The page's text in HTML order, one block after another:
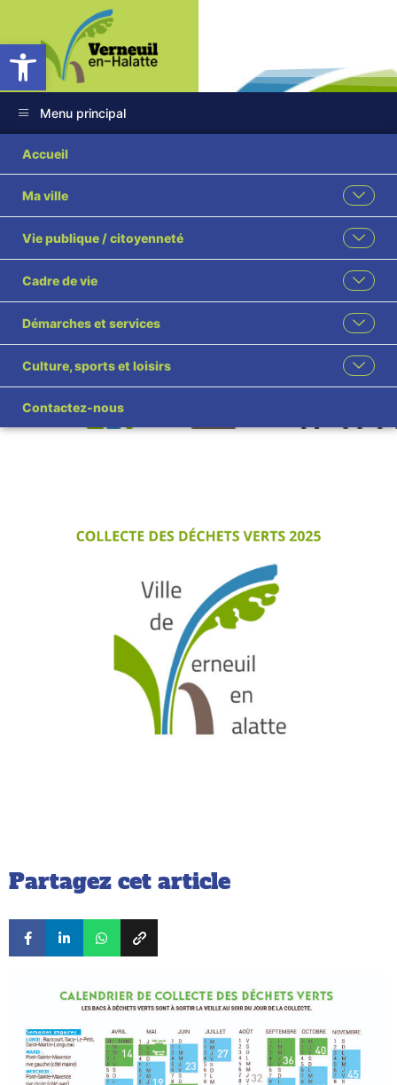
Ouvrir la barre d’outils
Menu principal
Accueil
Ma ville
Vie publique / citoyenneté
Cadre de vie
Démarches et services
Culture, sports et loisirs
Contactez-nous
COLLECTE DES
DÉCHETS VERTS
2025
Accueil
Environnement
COLLECTE DES DÉCHETS VERTS 2025
Partagez cet article